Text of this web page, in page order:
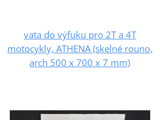
vata do výfuku pro 2T a 4T
motocykly, ATHENA (skelné rouno,
arch 500 x 700 x 7 mm)